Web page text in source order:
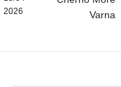
2026
Varna